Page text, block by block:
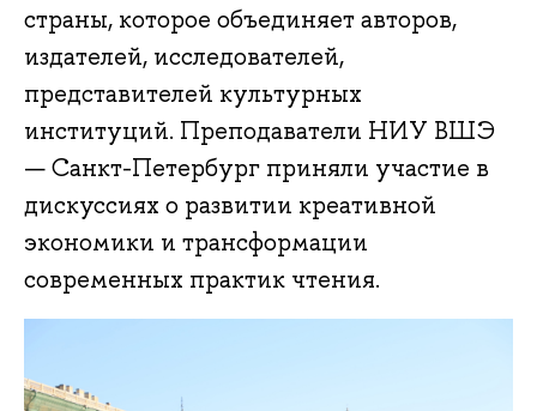
страны, которое объединяет авторов,
издателей, исследователей,
представителей культурных
институций. Преподаватели НИУ ВШЭ
— Санкт-Петербург приняли участие в
дискуссиях о развитии креативной
экономики и трансформации
современных практик чтения.